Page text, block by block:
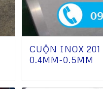
CUỘN INOX
0.4MM-0.5MM